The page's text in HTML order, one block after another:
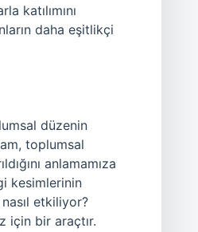
katılımını
daha eşitlikçi
düzenin
toplumsal
anlamamıza
kesimlerinin
etkiliyor?
için bir araçtır.